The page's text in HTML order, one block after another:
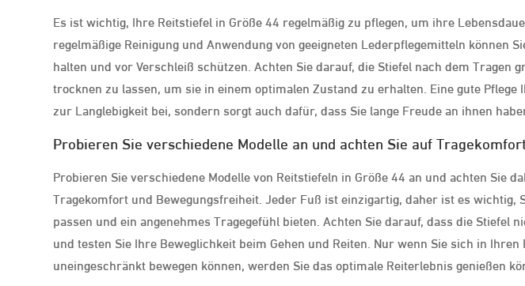
Es ist wichtig, Ihre Reitstiefel in Größe 44 regelmäßig zu pflegen, um ihre
regelmäßige Reinigung und Anwendung von geeigneten Lederpflegemitteln können
halten und vor Verschleiß schützen. Achten Sie darauf, die Stiefel nach dem Tragen
trocknen zu lassen, um sie in einem optimalen Zustand zu erhalten. Eine gute
zur Langlebigkeit bei, sondern sorgt auch dafür, dass Sie lange Freude an ihnen
Probieren Sie verschiedene Modelle an und achten Sie auf
Probieren Sie verschiedene Modelle von Reitstiefeln in Größe 44 an und achten Sie
Tragekomfort und Bewegungsfreiheit. Jeder Fuß ist einzigartig, daher ist es wichtig,
passen und ein angenehmes Tragegefühl bieten. Achten Sie darauf, dass die Stiefel
und testen Sie Ihre Beweglichkeit beim Gehen und Reiten. Nur wenn Sie sich in
uneingeschränkt bewegen können, werden Sie das optimale Reiterlebnis genießen